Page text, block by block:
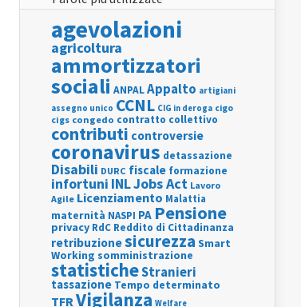
agevolazioni
agricoltura
ammortizzatori
sociali ANPALAppalto artigiani
assegno unico CCNL CIG in deroga cigo
cigs congedo contratto collettivo
contributi controversie
coronavirus detassazione
Disabili DURC fiscale formazione
infortuni INLJobs Act Lavoro
Agile Licenziamento Malattia
maternità NASPI PA Pensione
privacy RdC Reddito di Cittadinanza
retribuzionesicurezza Smart
Working somministrazione
statisticheStranieri
tassazione Tempo determinato
TFRVigilanza Welfare